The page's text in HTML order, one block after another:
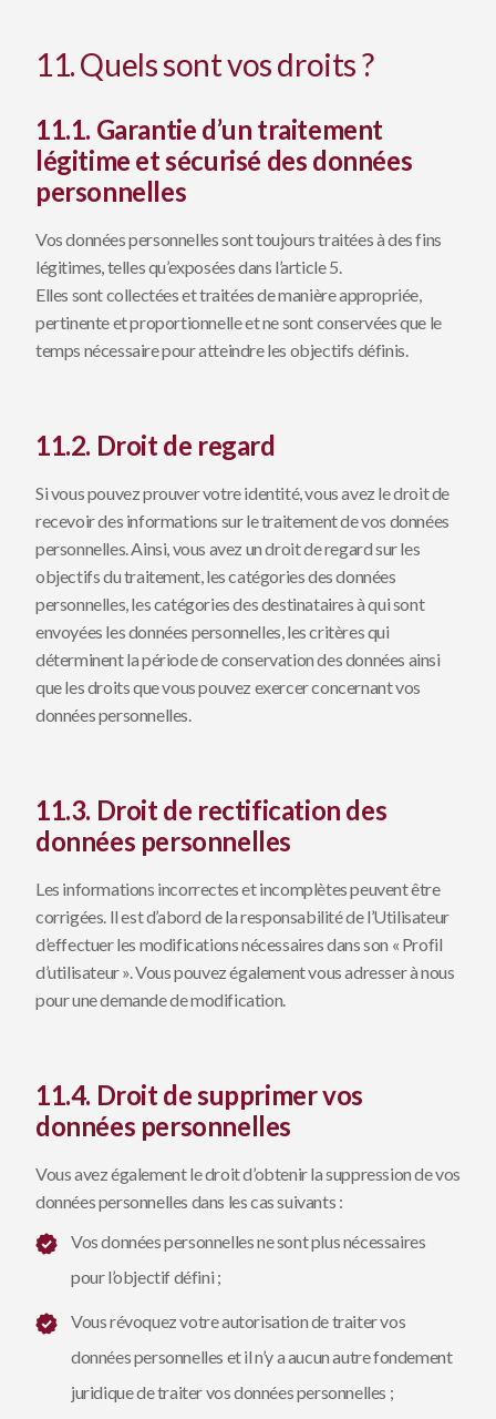
11. Quels sont vos droits ?
11.1. Garantie d’un traitement
légitime et sécurisé des données
personnelles
Vos données personnelles sont toujours traitées à des fins
légitimes, telles qu’exposées dans l’article 5.
Elles sont collectées et traitées de manière appropriée,
pertinente et proportionnelle et ne sont conservées que le
temps nécessaire pour atteindre les objectifs définis.
11.2. Droit de regard
Si vous pouvez prouver votre identité, vous avez le droit de
recevoir des informations sur le traitement de vos données
personnelles. Ainsi, vous avez un droit de regard sur les
objectifs du traitement, les catégories des données
personnelles, les catégories des destinataires à qui sont
envoyées les données personnelles, les critères qui
déterminent la période de conservation des données ainsi
que les droits que vous pouvez exercer concernant vos
données personnelles.
11.3. Droit de rectification des
données personnelles
Les informations incorrectes et incomplètes peuvent être
corrigées. Il est d’abord de la responsabilité de l’Utilisateur
d’effectuer les modifications nécessaires dans son « Profil
d’utilisateur ». Vous pouvez également vous adresser à nous
pour une demande de modification.
11.4. Droit de supprimer vos
données personnelles
Vous avez également le droit d’obtenir la suppression de vos
données personnelles dans les cas suivants :
Vos données personnelles ne sont plus nécessaires
pour l’objectif défini ;
Vous révoquez votre autorisation de traiter vos
données personnelles et il n’y a aucun autre fondement
juridique de traiter vos données personnelles ;